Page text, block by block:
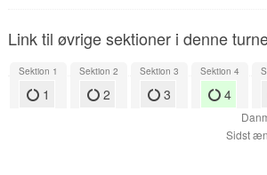
Link til øvrige sektioner i denne
Sektion 1
1
Sektion 2
2
Sektion 3
3
Sektion 4
4
Sidst